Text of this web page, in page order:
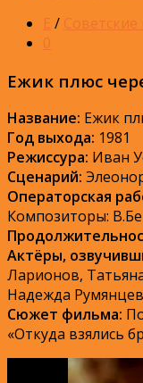
Е /
0
Ежик плюс
Название: Ежик
Год выхода: 1981
Режиссура: Иван
Сценарий:
Операторская
Композиторы:
Актёры,
Ларионов,
Надежда
Сюжет фильма:
«Откуда взялись